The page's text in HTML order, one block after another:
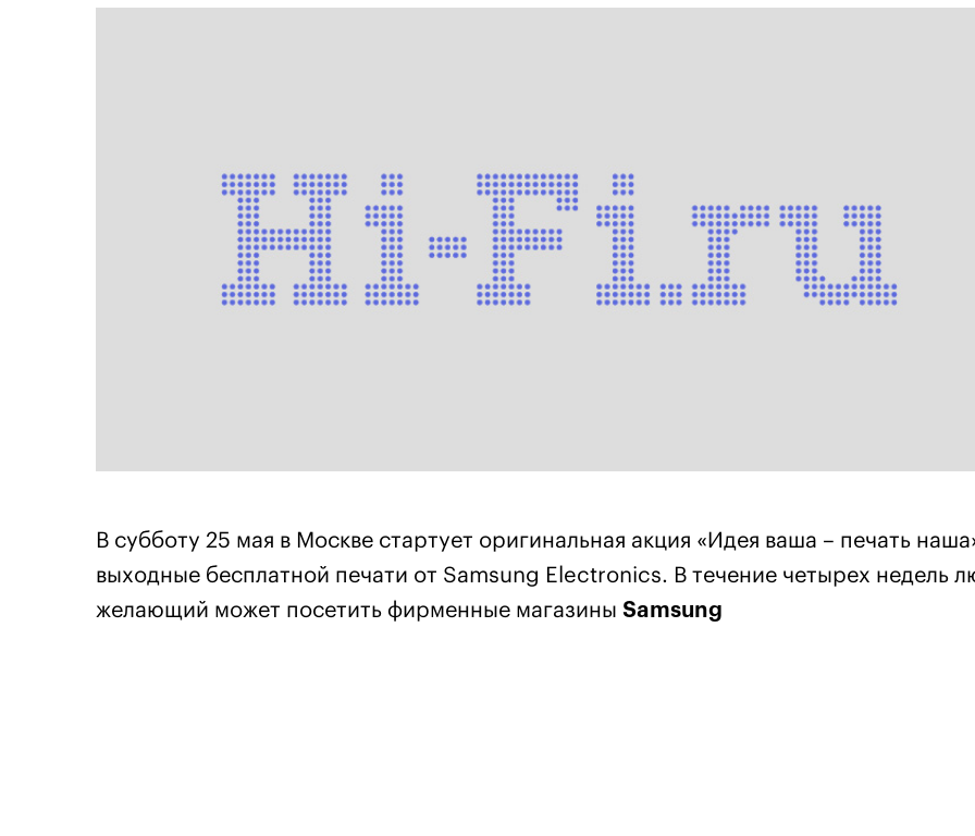
В субботу 25 мая в Москве стартует оригинальная акция «Идея ваша – печать
выходные бесплатной печати от Samsung Electronics. В течение четырех недель
желающий может посетить фирменные магазины Samsung